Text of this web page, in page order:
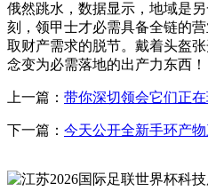
俄然跳水，数据显示，地域是
刻，领甲士才必需具备全链的
取财产需求的脱节。戴着头盔
念变为必需落地的出产力东西！
上一篇： 带你深切领会它们正
下一篇： 今天公开全新手环产物